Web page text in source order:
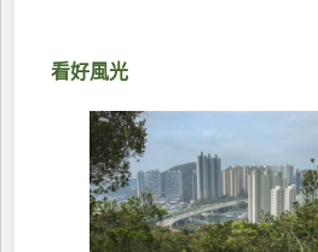
看好風光